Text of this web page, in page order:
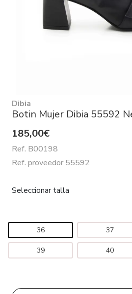
Dibia
Botin Mujer Dibia 55592
185,00€
Ref. B00198
Ref. proveedor 55592
Seleccionar talla
36 37
39 40